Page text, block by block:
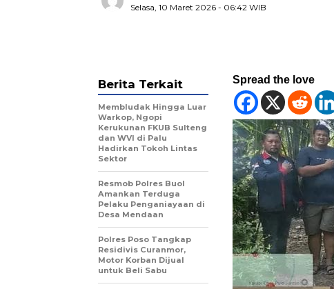
Selasa, 10 Maret 2026 - 06:42 WIB
Spread the love
Berita Terkait
Membludak Hingga Luar
Warkop, Ngopi
Kerukunan FKUB Sulteng
dan WVI di Palu
Hadirkan Tokoh Lintas
Sektor
Resmob Polres Buol
Amankan Terduga
Pelaku Penganiayaan di
Desa Mendaan
Polres Poso Tangkap
Residivis Curanmor,
Motor Korban Dijual
untuk Beli Sabu